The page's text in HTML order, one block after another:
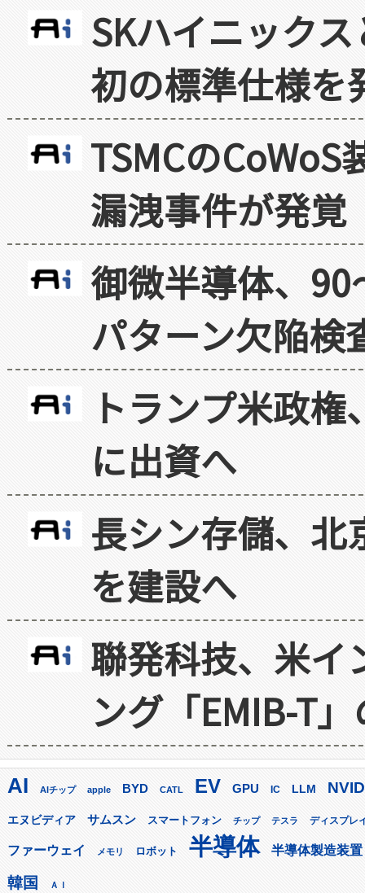
SKハイニック
初の標準仕様を
TSMCの
漏洩事件が発覚
御微半導体、
パターン欠陥検
トランプ米政
に出資へ
長シン存儲、北
を建設へ
聯発科技、米イ
ング「EMIB-T
AI AIチップ apple BYD CATL EV GPU IC LLM
エヌビディア サムスン スマートフォン チップ テスラ ディスプレ
ファーウェイ メモリ ロボット 半導体 半導体製造装置
韓国 ＡＩ